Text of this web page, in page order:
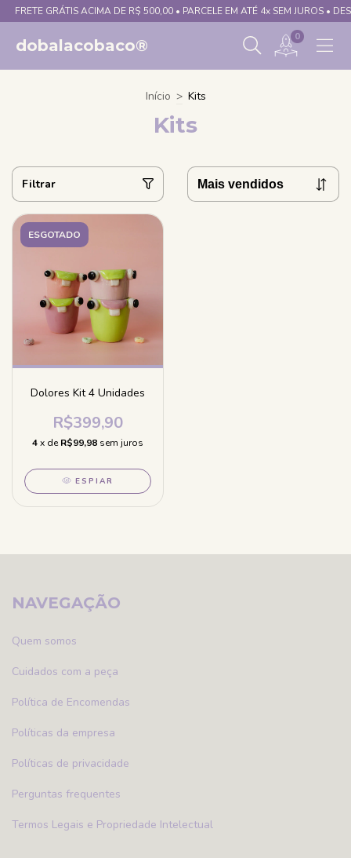
FRETE GRÁTIS ACIMA DE R$ 500,00 • PARCELE EM ATÉ 4x SEM JUROS •
dobalacobaco® 0
Início > Kits
Kits
Filtrar
ESGOTADO
Dolores Kit 4 Unidades
R$399,90
4x deR$99,98 sem juros
ESPIAR
NAVEGAÇÃO
Quem somos
Cuidados com a peça
Política de Encomendas
Políticas da empresa
Políticas de privacidade
Perguntas frequentes
Termos Legais e Propriedade Intelectual